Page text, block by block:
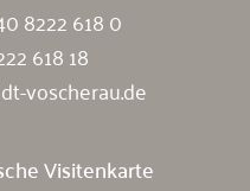
8222 618 0
618 18
voscherau.de
Visitenkarte